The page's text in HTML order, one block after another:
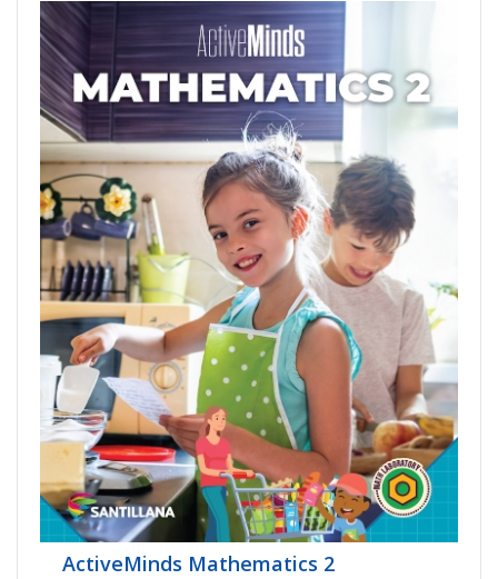
ActiveMinds Mathematics 2